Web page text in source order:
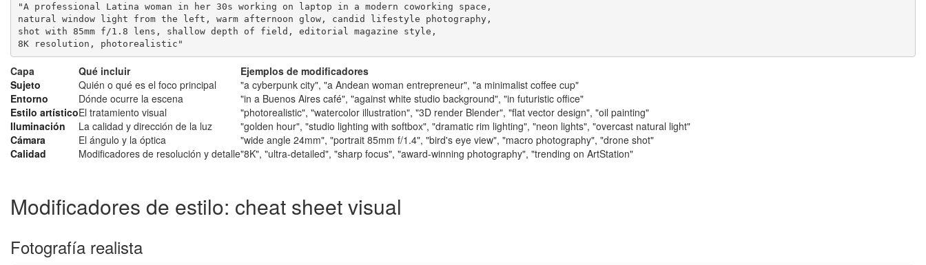
"A professional Latina woman in her 30s working on laptop in a modern coworking space,
natural window light from the left, warm afternoon glow, candid lifestyle photography,
shot with 85mm f/1.8 lens, shallow depth of field, editorial magazine style,
8K resolution, photorealistic"
Capa Qué incluir
Ejemplos de modificadores
Sujeto
Quién o qué es el foco principal
"a cyberpunk city", "a Andean woman entrepreneur", "a minimalist coffee cup"
Entorno
Dónde ocurre la escena
"in a Buenos Aires café", "against white studio background", "in futuristic office"
Estilo artísticoEl tratamiento visual
"photorealistic", "watercolor illustration", "3D render Blender", "flat vector design", "oil painting"
Iluminación
La calidad y dirección de la luz
"golden hour", "studio lighting with softbox", "dramatic rim lighting", "neon lights", "overcast natural light"
Cámara
El ángulo y la óptica
"wide angle 24mm", "portrait 85mm f/1.4", "bird's eye view", "macro photography", "drone shot"
Calidad
Modificadores de resolución y detalle"8K", "ultra-detailed", "sharp focus", "award-winning photography", "trending on ArtStation"
Modificadores de estilo: cheat sheet visual
Fotografía realista